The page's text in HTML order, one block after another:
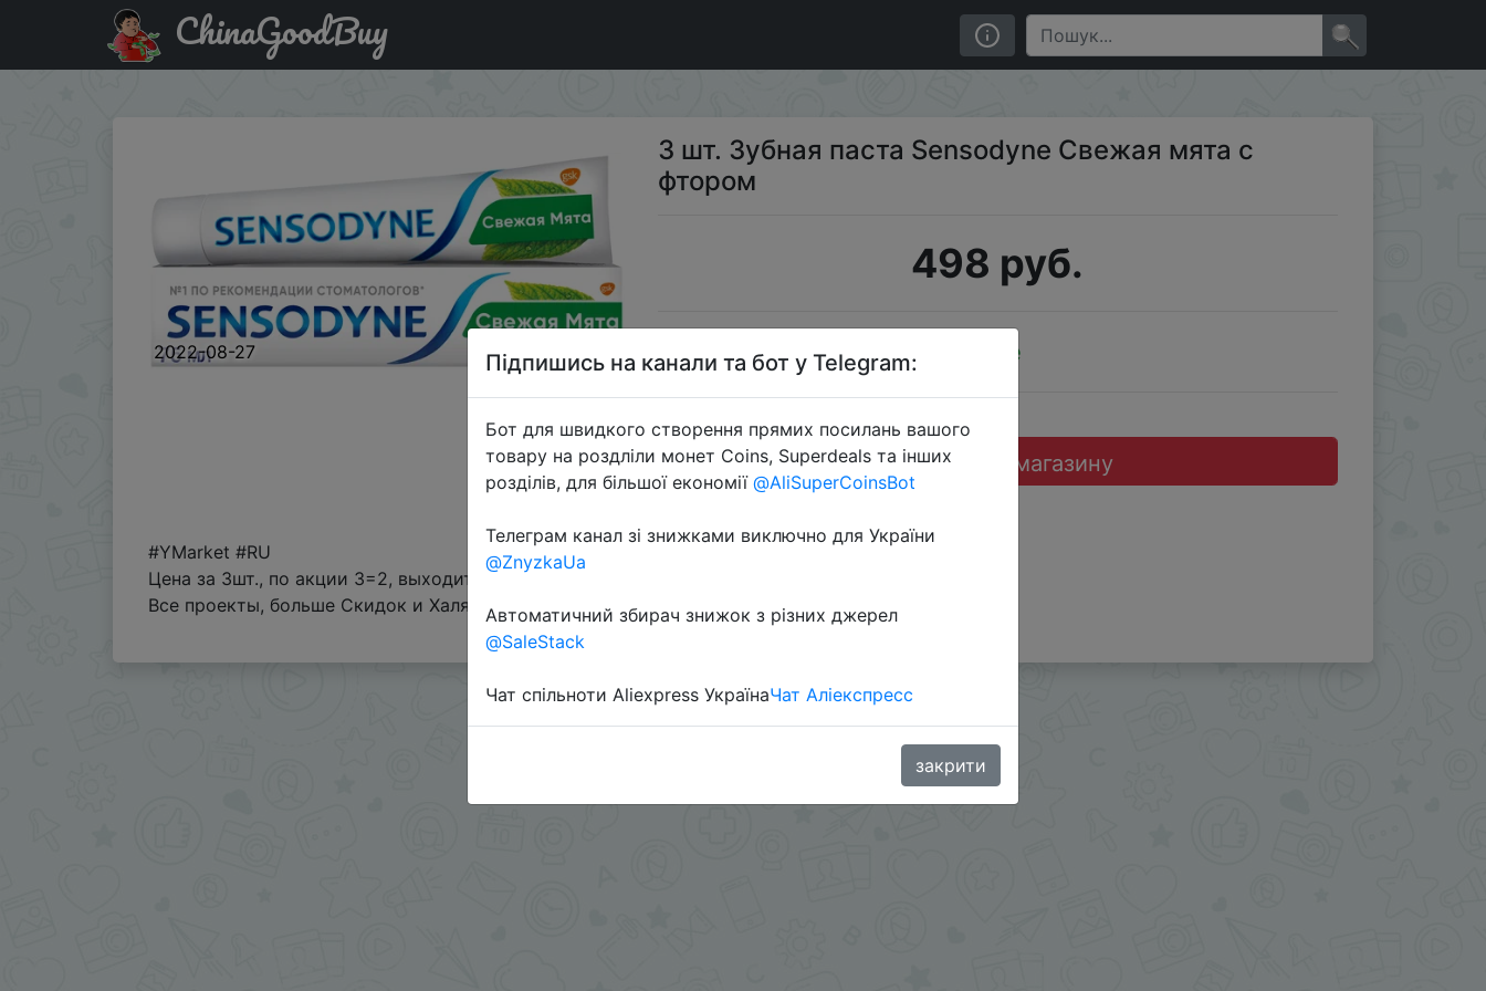
Придбати по знижці 3 шт. Зубная паста Sensodyne Свежая мята с фтором
ChinaGoodBuy
2022-08-27
3 шт. Зубная паста Sensodyne Свежая мята с
фтором
498 руб.
Sale
Перейти до магазину
#YMarket #RU
Цена за 3шт., по акции 3=2, выходит 166 руб. за 1 шт.
Все проекты, больше Скидок и Халявы в telegram
t.me/s/ChinaGoodBuy/108378
Підпишись на канали та бот у Telegram:
Бот для швидкого створення прямих посилань вашого
товару на роздліли монет Coins, Superdeals та інших
розділів, для більшої економії @AliSuperCoinsBot
Телеграм канал зі знижками виключно для України
@ZnyzkaUa
Автоматичний збирач знижок з різних джерел
@SaleStack
Чат спільноти Aliexpress УкраїнаЧат Аліекспресс
закрити